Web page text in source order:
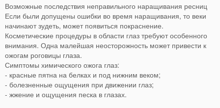
Возможные последствия неправильного наращивания ресниц
Если были допущены ошибки во время наращивания, то веки
начинают зудеть, может появиться покраснение.
Косметические процедуры в области глаз требуют особенного
внимания. Одна малейшая неосторожность может привести к
ожогам роговицы глаза.
Симптомы химического ожога глаз:
- красные пятна на белках и под нижним веком;
- болезненные ощущения при движении глаз;
- жжение и ощущения песка в глазах.